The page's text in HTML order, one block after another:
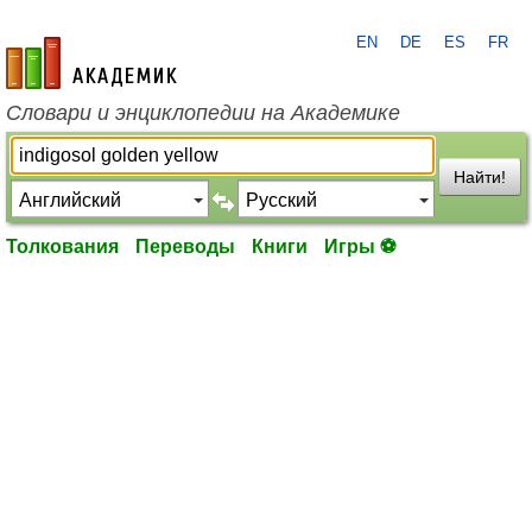
academic.ru
EN DE ES FR
Словари и энциклопедии на Академике
Найти!
Толкования Переводы Книги Игры ⚽